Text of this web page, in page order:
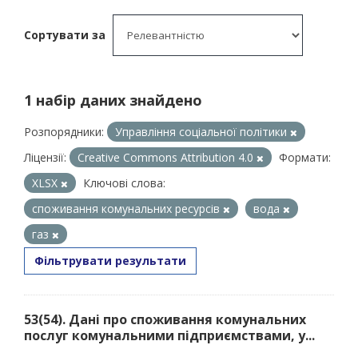
Сортувати за
1 набір даних знайдено
Розпорядники:
Управління соціальної політики
Ліцензії:
Creative Commons Attribution 4.0
Формати:
XLSX
Ключові слова:
споживання комунальних ресурсів
вода
газ
Фільтрувати результати
53(54). Дані про споживання комунальних
послуг комунальними підприємствами, у...